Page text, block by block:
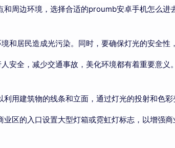
边环境，选择合适的proumb安卓手机怎么进去
民造成光污染。同时，要确保灯光的安全性，
，减少交通事故，美化环境都有着重要意义
利用建筑物的线条和立面，通过灯光的投射和色彩
业区的入口设置大型灯箱或霓虹灯标志，以增强